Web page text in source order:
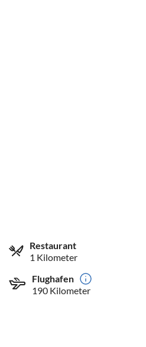
Restaurant
1 Kilometer
Flughafen
190 Kilometer